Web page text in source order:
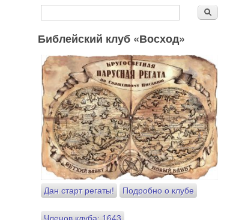
Форма поиска
Библейский клуб «Восход»
Дан старт регаты! Подробно о клубе